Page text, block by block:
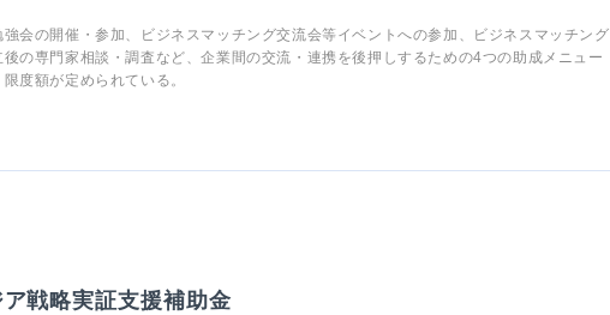
会の開催・参加、ビジネスマッチング交流会等イベントへの参加、ビジネスマッチング
の専門家相談・調査など、企業間の交流・連携を後押しするための4つの助成メニュー
度額が定められている。
戦略実証支援補助金